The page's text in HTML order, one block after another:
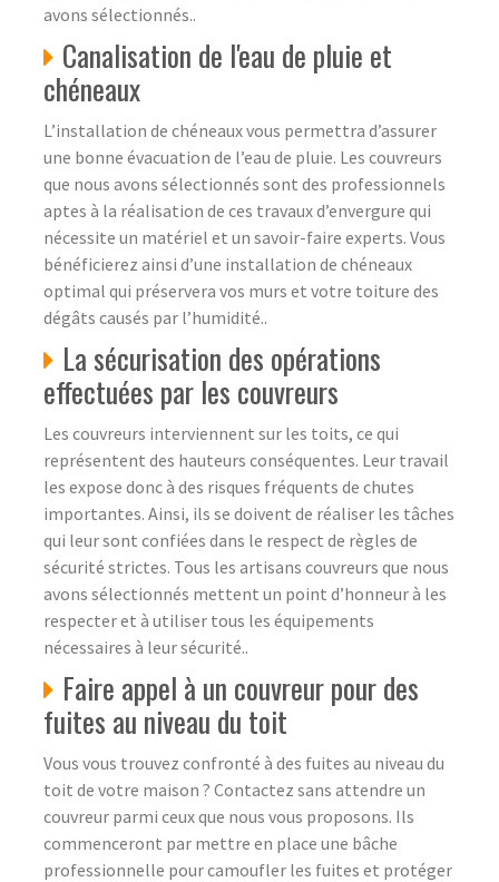
avons sélectionnés..
Canalisation de l'eau de pluie et
chéneaux
L’installation de chéneaux vous permettra d’assurer
une bonne évacuation de l’eau de pluie. Les couvreurs
que nous avons sélectionnés sont des professionnels
aptes à la réalisation de ces travaux d’envergure qui
nécessite un matériel et un savoir-faire experts. Vous
bénéficierez ainsi d’une installation de chéneaux
optimal qui préservera vos murs et votre toiture des
dégâts causés par l’humidité..
La sécurisation des opérations
effectuées par les couvreurs
Les couvreurs interviennent sur les toits, ce qui
représentent des hauteurs conséquentes. Leur travail
les expose donc à des risques fréquents de chutes
importantes. Ainsi, ils se doivent de réaliser les tâches
qui leur sont confiées dans le respect de règles de
sécurité strictes. Tous les artisans couvreurs que nous
avons sélectionnés mettent un point d’honneur à les
respecter et à utiliser tous les équipements
nécessaires à leur sécurité..
Faire appel à un couvreur pour des
fuites au niveau du toit
Vous vous trouvez confronté à des fuites au niveau du
toit de votre maison ? Contactez sans attendre un
couvreur parmi ceux que nous vous proposons. Ils
commenceront par mettre en place une bâche
professionnelle pour camoufler les fuites et protéger